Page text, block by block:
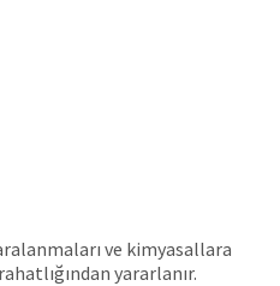
ve kimyasallara
yararlanır.